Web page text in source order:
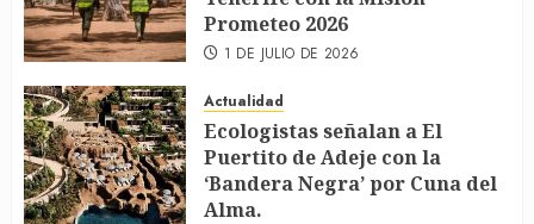
Prometeo 2026
1 DE JULIO DE 2026
Actualidad
Ecologistas señalan a El
Puertito de Adeje con la
‘Bandera Negra’ por Cuna del
Alma.